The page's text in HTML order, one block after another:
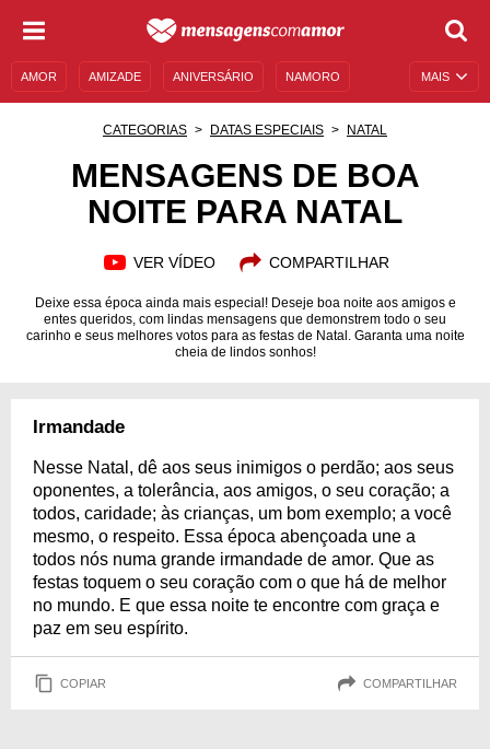
MAIS
AMOR AMIZADE ANIVERSÁRIO NAMORO
MENSAGENS E FRASES MENSAGENS DE ANIVERSÁRIO
CATEGORIAS DATAS ESPECIAIS NATAL
MENSAGENS DE BOA
NOITE PARA NATAL
VER VÍDEO COMPARTILHAR
Deixe essa época ainda mais especial! Deseje boa noite aos amigos e
entes queridos, com lindas mensagens que demonstrem todo o seu
carinho e seus melhores votos para as festas de Natal. Garanta uma noite
cheia de lindos sonhos!
Irmandade
Nesse Natal, dê aos seus inimigos o perdão; aos seus
oponentes, a tolerância, aos amigos, o seu coração; a
todos, caridade; às crianças, um bom exemplo; a você
mesmo, o respeito. Essa época abençoada une a
todos nós numa grande irmandade de amor. Que as
festas toquem o seu coração com o que há de melhor
no mundo. E que essa noite te encontre com graça e
paz em seu espírito.
COPIAR COMPARTILHAR